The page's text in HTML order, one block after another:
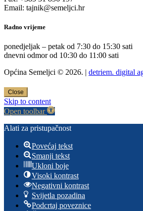
Email: tajnik@semeljci.hr
Radno vrijeme
ponedjeljak – petak od 7:30 do 15:30 sati
dnevni odmor od 10:30 do 11:00 sati
Općina Semeljci © 2026. | detriem. digital
Close
Skip to content
Open toolbar
Alati za pristupačnost
Povećaj tekst
Smanji tekst
Ukloni boje
Visoki kontrast
Negativni kontrast
Svijetla pozadina
Podcrtaj poveznice